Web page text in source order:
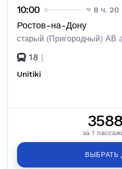
10:00 ≈ 8 ч. 20
Ростов-на-Дону
старый (Пригородный) АВ
18 |
Unitiki
за 1
ВЫБРАТЬ